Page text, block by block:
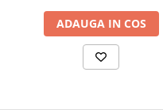
ADAUGA IN COS